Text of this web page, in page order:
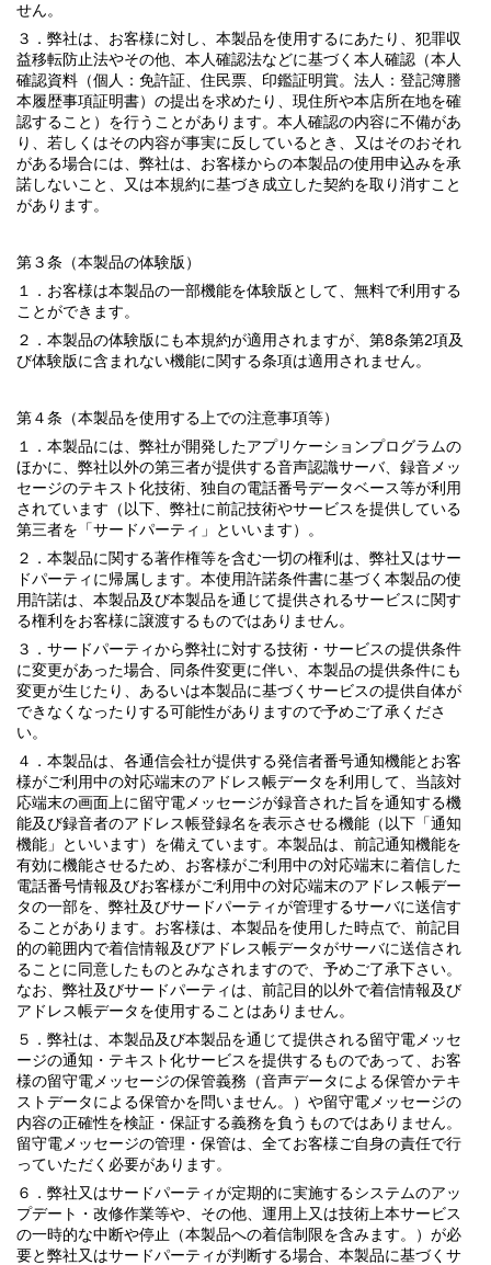
せん。
３．弊社は、お客様に対し、本製品を使用するにあたり、犯罪収
益移転防止法やその他、本人確認法などに基づく本人確認（本人
確認資料（個人：免許証、住民票、印鑑証明賞。法人：登記簿謄
本履歴事項証明書）の提出を求めたり、現住所や本店所在地を確
認すること）を行うことがあります。本人確認の内容に不備があ
り、若しくはその内容が事実に反しているとき、又はそのおそれ
がある場合には、弊社は、お客様からの本製品の使用申込みを承
諾しないこと、又は本規約に基づき成立した契約を取り消すこと
があります。
第３条（本製品の体験版）
１．お客様は本製品の一部機能を体験版として、無料で利用する
ことができます。
２．本製品の体験版にも本規約が適用されますが、第8条第2項及
び体験版に含まれない機能に関する条項は適用されません。
第４条（本製品を使用する上での注意事項等）
１．本製品には、弊社が開発したアプリケーションプログラムの
ほかに、弊社以外の第三者が提供する音声認識サーバ、録音メッ
セージのテキスト化技術、独自の電話番号データベース等が利用
されています（以下、弊社に前記技術やサービスを提供している
第三者を「サードパーティ」といいます）。
２．本製品に関する著作権等を含む一切の権利は、弊社又はサー
ドパーティに帰属します。本使用許諾条件書に基づく本製品の使
用許諾は、本製品及び本製品を通じて提供されるサービスに関す
る権利をお客様に譲渡するものではありません。
３．サードパーティから弊社に対する技術・サービスの提供条件
に変更があった場合、同条件変更に伴い、本製品の提供条件にも
変更が生じたり、あるいは本製品に基づくサービスの提供自体が
できなくなったりする可能性がありますので予めご了承くださ
い。
４．本製品は、各通信会社が提供する発信者番号通知機能とお客
様がご利用中の対応端末のアドレス帳データを利用して、当該対
応端末の画面上に留守電メッセージが録音された旨を通知する機
能及び録音者のアドレス帳登録名を表示させる機能（以下「通知
機能」といいます）を備えています。本製品は、前記通知機能を
有効に機能させるため、お客様がご利用中の対応端末に着信した
電話番号情報及びお客様がご利用中の対応端末のアドレス帳デー
タの一部を、弊社及びサードパーティが管理するサーバに送信す
ることがあります。お客様は、本製品を使用した時点で、前記目
的の範囲内で着信情報及びアドレス帳データがサーバに送信され
ることに同意したものとみなされますので、予めご了承下さい。
なお、弊社及びサードパーティは、前記目的以外で着信情報及び
アドレス帳データを使用することはありません。
５．弊社は、本製品及び本製品を通じて提供される留守電メッセ
ージの通知・テキスト化サービスを提供するものであって、お客
様の留守電メッセージの保管義務（音声データによる保管かテキ
ストデータによる保管かを問いません。）や留守電メッセージの
内容の正確性を検証・保証する義務を負うものではありません。
留守電メッセージの管理・保管は、全てお客様ご自身の責任で行
っていただく必要があります。
６．弊社又はサードパーティが定期的に実施するシステムのアッ
プデート・改修作業等や、その他、運用上又は技術上本サービス
の一時的な中断や停止（本製品への着信制限を含みます。）が必
要と弊社又はサードパーティが判断する場合、本製品に基づくサ